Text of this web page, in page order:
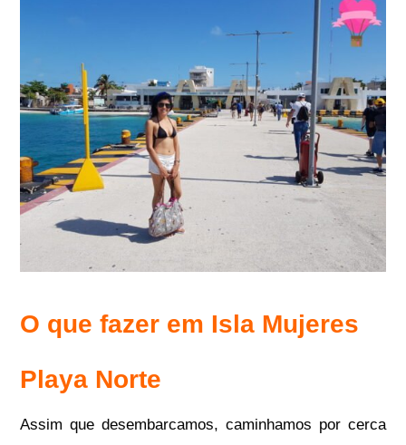
O que fazer em Isla Mujeres
Playa Norte
Assim que desembarcamos, caminhamos por cerca